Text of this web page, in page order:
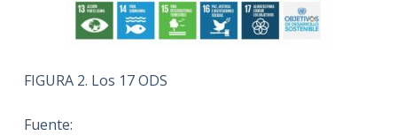
FIGURA 2. Los 17 ODS
Fuente: